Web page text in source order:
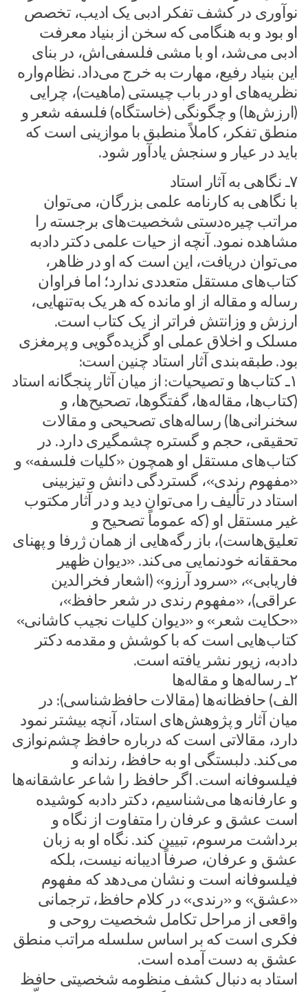
نوآوری در کشف تفکر ادبی یک ادیب، تخصص
او بود و به هنگامی که سخن از بنیاد معرفت
ادبی می‌شد، او با مشی فلسفی‌اش، در بنای
این بنیاد رفیع، مهارت به خرج می‌داد. نظام‌واره
نظریه‌های او در باب چیستی (ماهیت)، چرایی
(ارزش‌ها) و چگونگی (خاستگاه) فلسفه شعر و
منطق تفکر، کاملاً منطبق با موازینی است که
باید در عیار و سنجش یادآور شود.
۷ـ نگاهی به آثار استاد
با نگاهی به کارنامه علمی بزرگان، می‌توان
مراتب چیره‌دستی شخصیت‌های برجسته را
مشاهده نمود. آنچه از حیات علمی دکتر دادبه
می‌توان دریافت، این است که او در ظاهر،
کتاب‌های مستقل متعددی ندارد؛ اما فراوان
رساله و مقاله از او مانده که هر یک به‌تنهایی،
ارزش و وزانتش فراتر از یک کتاب است.
مسلک و اخلاق عملی او گزیده‌گویی و پرمغزی
بود. طبقه بندی آثار استاد چنین است:
۱ـ کتاب‌ها و تصیحیات: از میان آثار پنجگانه استاد
(کتاب‌ها، مقاله‌ها، گفتگوها، تصحیح‌ها، و
سخنرانی‌ها) رساله‌های تصحیحی و مقالات
تحقیقی، حجم و گستره چشمگیری دارد. در
کتاب‌های مستقل او همچون «کلیات فلسفه» و
«مفهوم رندی»، گستردگی دانش و تیزبینی
استاد در تألیف را می‌توان دید و در آثار مکتوب
غیر مستقل او (که عموماً تصحیح و
تعلیق‌هاست)، باز رگه‌هایی از همان ژرفا و پهنای
محققانه خودنمایی می‌کند. «دیوان ظهیر
فاریابی»، «سرود آرزو» (اشعار فخرالدین
عراقی)، «مفهوم رندی در شعر حافظ»،
«حکایت شعر» و «دیوان کلیات نجیب کاشانی»
کتاب‌هایی است که با کوشش و مقدمه دکتر
دادبه، زیور نشر یافته است.
۲ـ رساله‌ها و مقاله‌ها
الف) حافظانه‌ها (مقالات حافظ‌شناسی): در
میان آثار و پژوهش‌های استاد، آنچه بیشتر نمود
دارد، مقالاتی است که درباره حافظ چشم‌نوازی
می‌کند. دلبستگی‌ او به حافظ، رندانه و
فیلسوفانه است. اگر حافظ را شاعر عاشقانه‌ها
و عارفانه‌ها می‌شناسیم، دکتر دادبه کوشیده
است عشق و عرفان را متفاوت از نگاه و
برداشت مرسوم، تبیین کند. نگاه او به زبان
عشق و عرفان، صرفاً ادیبانه نیست، بلکه
فیلسوفانه است و نشان می‌دهد که مفهوم
«عشق» و «رندی» در کلام حافظ، ترجمانی
واقعی از مراحل تکامل شخصیت روحی و
فکری است که بر اساس سلسله مراتب منطق
عشق به دست آمده است.
استاد به دنبال کشف منظومه شخصیتی حافظ